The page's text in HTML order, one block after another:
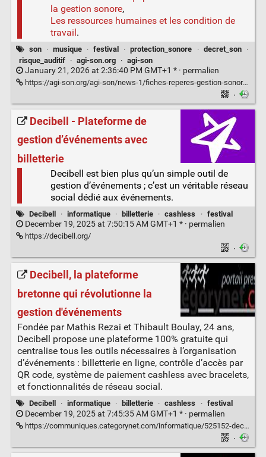
la gestion sonore,
Les ressources humaines et les condition de
travail .
son · musique · festival · protection_sonore · decret_son
·
risque_auditif
· agi-son.org · agi-son
January 21, 2026 at 2:36:40 PM GMT+1 * · permalien
https://agi-son.org/agi-son/news-1/fiches-reperes-gestion-sonore-en-plein-air-232
·
Decibell - Plateforme de
gestion d’événements avec
billetterie
Decibell est bien plus qu’un simple outil de
gestion d’événements ; c’est un véritable réseau
social dédié aux événements.
Decibell · informatique · billetterie · cashless · festival
December 19, 2025 at 7:50:15 AM GMT+1 * · permalien
https://decibell.org/
·
Decibell, la plateforme
bretonne qui révolutionne la
gestion d'événements
Fondée par Mathis Rezai et Thibault Boulay, 24 ans,
Decibell propose une plateforme 100% gratuite qui
centralise tous les outils nécessaires à l’organisation
d’événements : billetterie en ligne, contrôle d’accès par
QR code, système de paiement cashless avec bracelets,
et fonctionnalités de réseau social.
Decibell · informatique · billetterie · cashless · festival
December 19, 2025 at 7:45:35 AM GMT+1 * · permalien
https://communiques.categorynet.com/informatique/525152-decibell-la-plateforme-bretonne-qui-revolutionne-la-gestion/
·